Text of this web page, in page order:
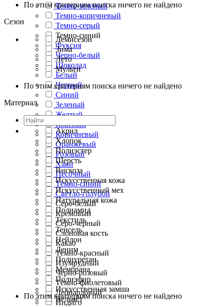
Темно-зеленый
Темно-коричневый
Темно-серый
Темно-синий
Фуксия
Черно-белый
Шоколад
Белый
Черный
Синий
Зеленый
Желтый
Красный
Коричневый
Оранжевый
Розовый
Хаки
Песочный
Тёмно-синий
Светло-голубой
Серо-белый
Кремовый
Серо-черный
Слоновая кость
Какао
Тёмно-красный
Изумрудный
Черно-розовый
Тёмно-фиолетовый
Леопардовый
Индиго
По этим критериям поиска ничего не найдено
Сезон
Демисезон
Зима
Лето
Мульти
По этим критериям поиска ничего не найдено
Материал
Акрил
Хлопок
Полиэстер
Шерсть
Вискоза
Искусственная кожа
Искусственный мех
Натуральная кожа
Полиамид
Текстиль
Тенсель
Нейлон
Деним
Полиуретан
Мембрана
Полиэфир
Искусственная замша
Вельвет
По этим критериям поиска ничего не найдено